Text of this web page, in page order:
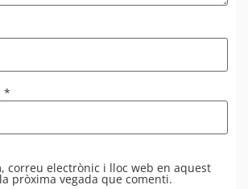
*
correu electrònic i lloc web en aquest
pròxima vegada que comenti.